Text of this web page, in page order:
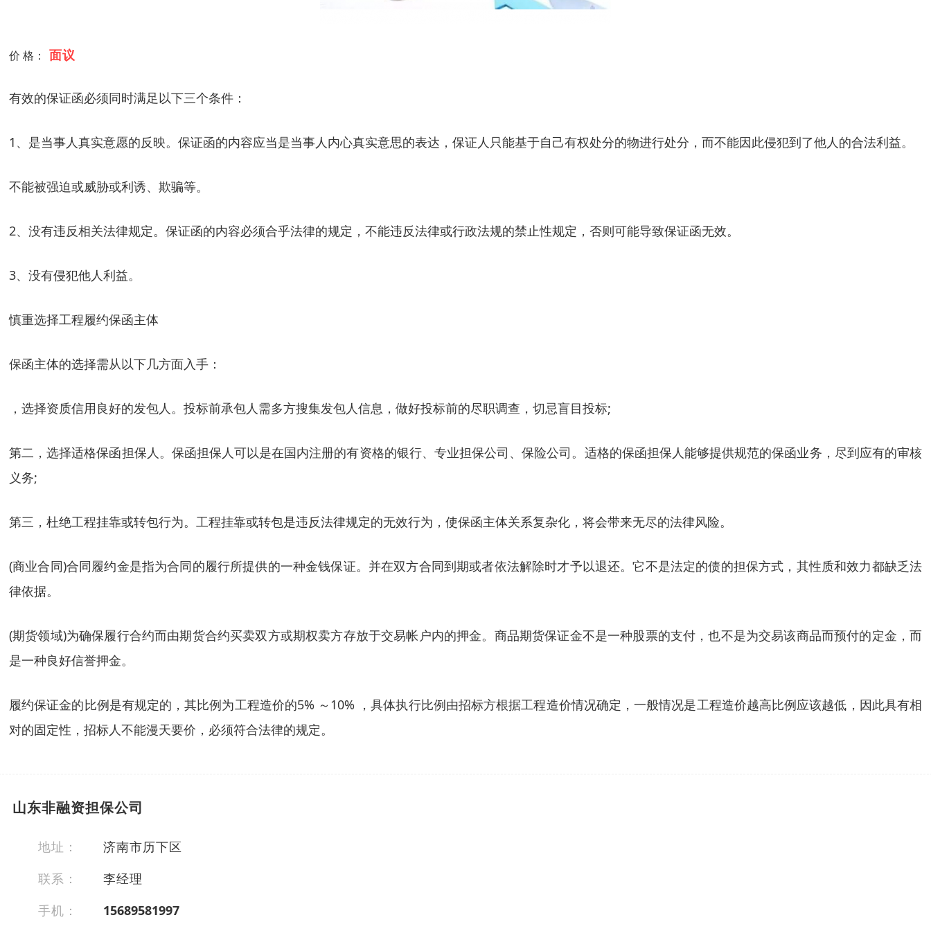
价 格： 面议
有效的保证函必须同时满足以下三个条件：
1、是当事人真实意愿的反映。保证函的内容应当是当事人内心真实意思的表达，保证人只能基于自己有权处分的物进行处分，而不能因此侵犯到了他人的合法利益。
不能被强迫或威胁或利诱、欺骗等。
2、没有违反相关法律规定。保证函的内容必须合乎法律的规定，不能违反法律或行政法规的禁止性规定，否则可能导致保证函无效。
3、没有侵犯他人利益。
慎重选择工程履约保函主体
保函主体的选择需从以下几方面入手：
，选择资质信用良好的发包人。投标前承包人需多方搜集发包人信息，做好投标前的尽职调查，切忌盲目投标;
第二，选择适格保函担保人。保函担保人可以是在国内注册的有资格的银行、专业担保公司、保险公司。适格的保函担保人能够提供规范的保函业务，尽到应有的审核
义务;
第三，杜绝工程挂靠或转包行为。工程挂靠或转包是违反法律规定的无效行为，使保函主体关系复杂化，将会带来无尽的法律风险。
(商业合同)合同履约金是指为合同的履行所提供的一种金钱保证。并在双方合同到期或者依法解除时才予以退还。它不是法定的债的担保方式，其性质和效力都缺乏法
律依据。
(期货领域)为确保履行合约而由期货合约买卖双方或期权卖方存放于交易帐户内的押金。商品期货保证金不是一种股票的支付，也不是为交易该商品而预付的定金，而
是一种良好信誉押金。
履约保证金的比例是有规定的，其比例为工程造价的5% ～10% ，具体执行比例由招标方根据工程造价情况确定，一般情况是工程造价越高比例应该越低，因此具有相
对的固定性，招标人不能漫天要价，必须符合法律的规定。
山东非融资担保公司
地址：
济南市历下区
联系：
李经理
手机：
15689581997